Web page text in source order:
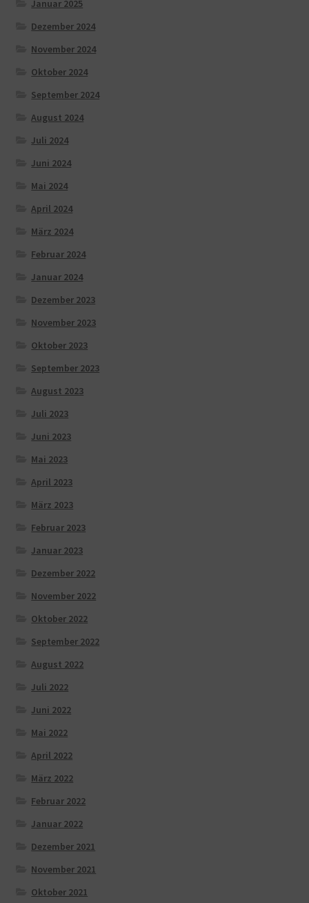
Januar 2025
Dezember 2024
November 2024
Oktober 2024
September 2024
August 2024
Juli 2024
Juni 2024
Mai 2024
April 2024
März 2024
Februar 2024
Januar 2024
Dezember 2023
November 2023
Oktober 2023
September 2023
August 2023
Juli 2023
Juni 2023
Mai 2023
April 2023
März 2023
Februar 2023
Januar 2023
Dezember 2022
November 2022
Oktober 2022
September 2022
August 2022
Juli 2022
Juni 2022
Mai 2022
April 2022
März 2022
Februar 2022
Januar 2022
Dezember 2021
November 2021
Oktober 2021